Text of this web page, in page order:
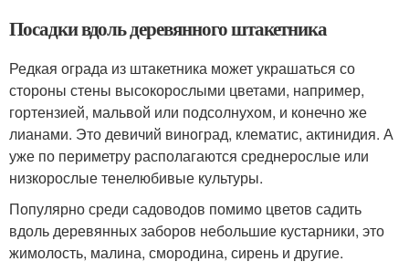
Посадки вдоль деревянного штакетника
Редкая ограда из штакетника может украшаться со
стороны стены высокорослыми цветами, например,
гортензией, мальвой или подсолнухом, и конечно же
лианами. Это девичий виноград, клематис, актинидия. А
уже по периметру располагаются среднерослые или
низкорослые тенелюбивые культуры.
Популярно среди садоводов помимо цветов садить
вдоль деревянных заборов небольшие кустарники, это
жимолость, малина, смородина, сирень и другие.